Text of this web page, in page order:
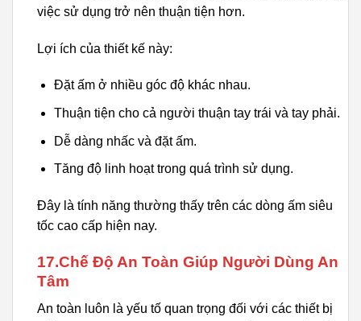
việc sử dụng trở nên thuận tiện hơn.
Lợi ích của thiết kế này:
Đặt ấm ở nhiều góc độ khác nhau.
Thuận tiện cho cả người thuận tay trái và tay phải.
Dễ dàng nhấc và đặt ấm.
Tăng độ linh hoạt trong quá trình sử dụng.
Đây là tính năng thường thấy trên các dòng ấm siêu
tốc cao cấp hiện nay.
17.Chế Độ An Toàn Giúp Người Dùng An
Tâm
An toàn luôn là yếu tố quan trọng đối với các thiết bị